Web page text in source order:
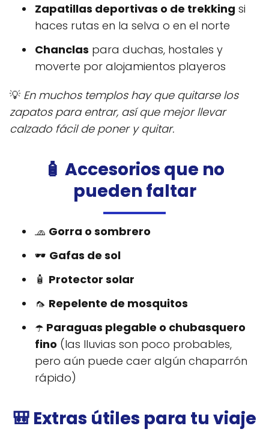
Zapatillas deportivas o de trekking si
haces rutas en la selva o en el norte
Chanclas para duchas, hostales y
moverte por alojamientos playeros
💡 En muchos templos hay que quitarse los
zapatos para entrar, así que mejor llevar
calzado fácil de poner y quitar.
🧴 Accesorios que no
pueden faltar
🧢 Gorra o sombrero
🕶️ Gafas de sol
🧴 Protector solar
🦟 Repelente de mosquitos
☂️ Paraguas plegable o chubasquero
fino (las lluvias son poco probables,
pero aún puede caer algún chaparrón
rápido)
🎒 Extras útiles para tu viaje